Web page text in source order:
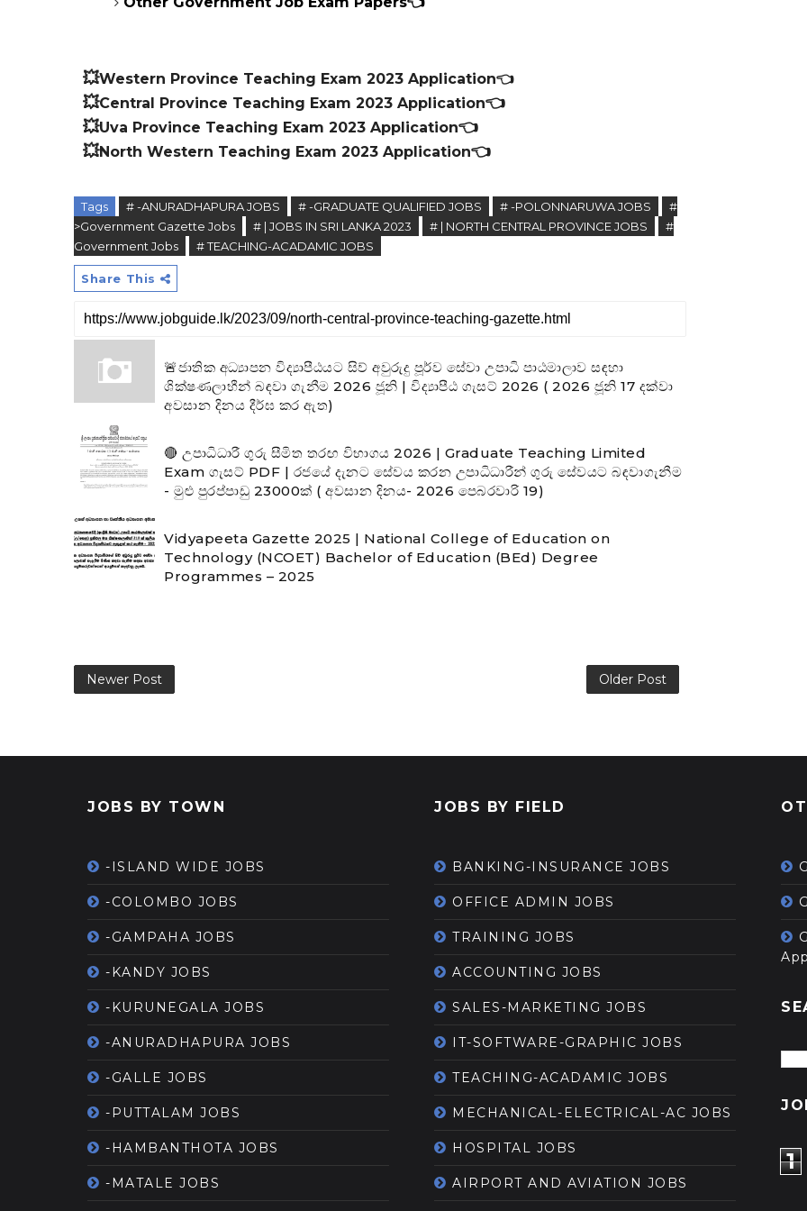
💥Western Province Teaching Exam 2023 Application👈
💥Central Province Teaching Exam 2023 Application👈
💥Uva Province Teaching Exam 2023 Application👈
💥North Western Teaching Exam 2023 Application👈
Tags # -ANURADHAPURA JOBS # -GRADUATE QUALIFIED JOBS # -POLONNARUWA JOBS
#
>Government Gazette Jobs
# | JOBS IN SRI LANKA 2023 # | NORTH CENTRAL PROVINCE JOBS
#
Government Jobs
# TEACHING-ACADAMIC JOBS
Share This
🚨ජාතික අධ්‍යාපන විද්‍යාපීඨයට සිව් අවුරුදු පූර්ව සේවා උපාධි පාඨමාලාව සඳහා
ශික්ෂණලාභීන් බඳවා ගැනීම 2026 ජූනි | විද්‍යාපීඨ ගැසට් 2026 ( 2026 ජූනි 17 දක්වා
අවසාන දිනය දීර්ඝ කර ඇත)
🔴 උපාධිධාරී ගුරු සීමිත තරඟ විභාගය 2026 | Graduate Teaching Limited
Exam ගැසට් PDF | රජයේ දැනට සේවය කරන උපාධිධාරීන් ගුරු සේවයට බඳවාගැනීම
- මුළු පුරප්පාඩු 23000ක් ( අවසාන දිනය- 2026 පෙබරවාරි 19)
Vidyapeeta Gazette 2025 | National College of Education on
Technology (NCOET) Bachelor of Education (BEd) Degree
Programmes – 2025
Newer Post Older Post
JOBS BY TOWN
-ISLAND WIDE JOBS
-COLOMBO JOBS
-GAMPAHA JOBS
-KANDY JOBS
-KURUNEGALA JOBS
-ANURADHAPURA JOBS
-GALLE JOBS
-PUTTALAM JOBS
-HAMBANTHOTA JOBS
-MATALE JOBS
JOBS BY FIELD
BANKING-INSURANCE JOBS
OFFICE ADMIN JOBS
TRAINING JOBS
ACCOUNTING JOBS
SALES-MARKETING JOBS
IT-SOFTWARE-GRAPHIC JOBS
TEACHING-ACADAMIC JOBS
MECHANICAL-ELECTRICAL-AC JOBS
HOSPITAL JOBS
AIRPORT AND AVIATION JOBS
1